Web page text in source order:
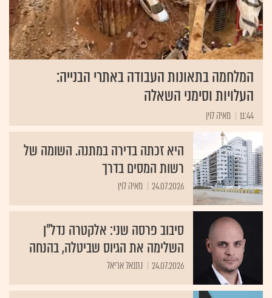
המלחמה בתאונות העבודה באתרי הבנייה:
העלויות וסימני השאלה
11:44 מאיה לוין
היא זכתה בדירה במתנה. השומה של
רשות המסים בדרך
24.07.2026 מאיה לוין
סיבוב פרסה שני: אלקטרה נדל"ן
השלימה את הגיוס שביטלה, בהנחה
24.07.2026 נתנאל אריאל